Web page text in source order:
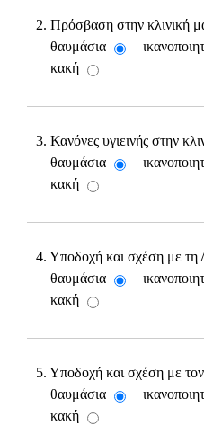
2. Πρόσβαση στην κλινική
θαυμάσια
κακή
3. Κανόνες υγιεινής στην
θαυμάσια
κακή
4. Υποδοχή και σχέση με τη
θαυμάσια
κακή
5. Υποδοχή και σχέση με τον
θαυμάσια
κακή